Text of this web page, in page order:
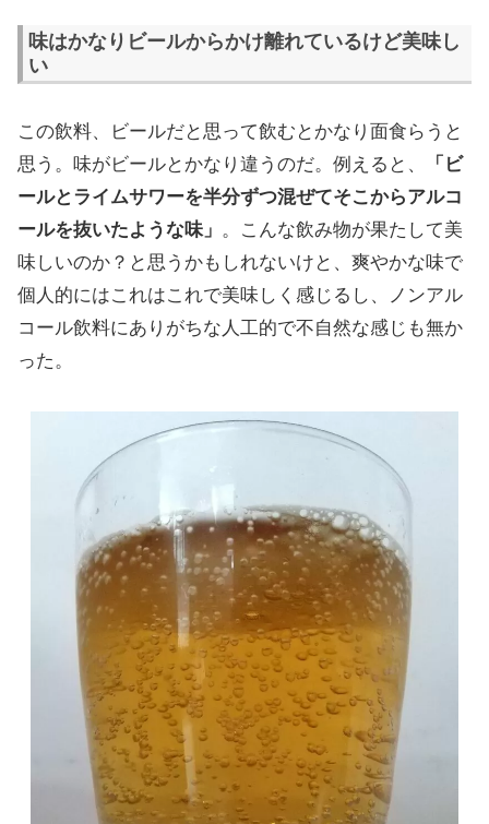
味はかなりビールからかけ離れているけど美味し
い
この飲料、ビールだと思って飲むとかなり面食らうと
思う。味がビールとかなり違うのだ。例えると、
「ビ
ールとライムサワーを半分ずつ混ぜてそこからアルコ
ールを抜いたような味」 。こんな飲み物が果たして美
味しいのか？と思うかもしれないけと、爽やかな味で
個人的にはこれはこれで美味しく感じるし、ノンアル
コール飲料にありがちな人工的で不自然な感じも無か
った。